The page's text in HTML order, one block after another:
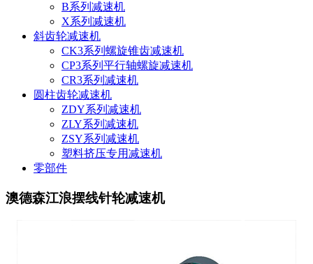
B系列减速机
X系列减速机
斜齿轮减速机
CK3系列螺旋锥齿减速机
CP3系列平行轴螺旋减速机
CR3系列减速机
圆柱齿轮减速机
ZDY系列减速机
ZLY系列减速机
ZSY系列减速机
塑料挤压专用减速机
零部件
澳德森江浪摆线针轮减速机